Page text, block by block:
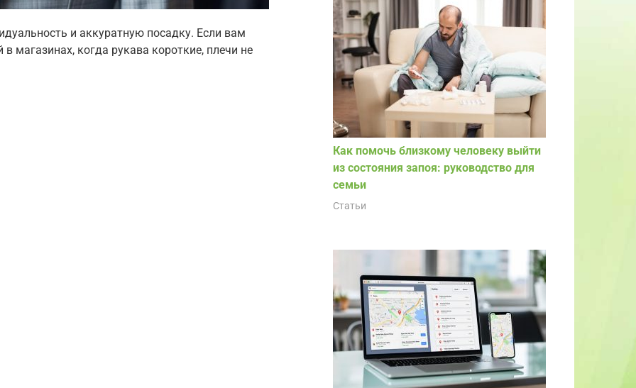
и аккуратную посадку. Если вам
магазинах, когда рукава короткие, плечи не
Как помочь близкому человеку выйти
из состояния запоя: руководство для
семьи
Статьи